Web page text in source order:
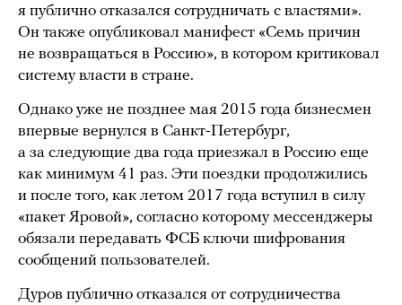
я публично отказался сотрудничать с властями».
Он также опубликовал манифест «Семь причин
не возвращаться в Россию», в котором критиковал
систему власти в стране.
Однако уже не позднее мая 2015 года бизнесмен
впервые вернулся в Санкт-Петербург,
а за следующие два года приезжал в Россию еще
как минимум 41 раз. Эти поездки продолжились
и после того, как летом 2017 года вступил в силу
«пакет Яровой», согласно которому мессенджеры
обязали передавать ФСБ ключи шифрования
сообщений пользователей.
Дуров публично отказался от сотрудничества